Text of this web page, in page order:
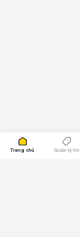
Trang chủ Quản lý tin